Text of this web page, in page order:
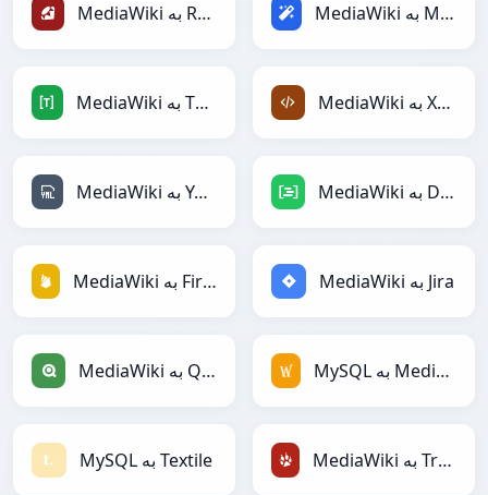
MediaWiki به Ruby MediaWiki به Magic
MediaWiki به TOML MediaWiki به XML
MediaWiki به YAML MediaWiki به DAX
MediaWiki به Firebase MediaWiki به Jira
MediaWiki به Qlik MySQL به MediaWiki
MySQL به Textile MediaWiki به TracWiki